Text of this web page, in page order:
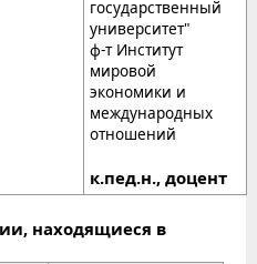
государственный
университет"
ф-т Институт
мировой
экономики и
международных
отношений
к.пед.н., доцент
находящиеся в